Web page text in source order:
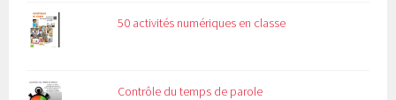
50 activités numériques en classe
Contrôle du temps de parole